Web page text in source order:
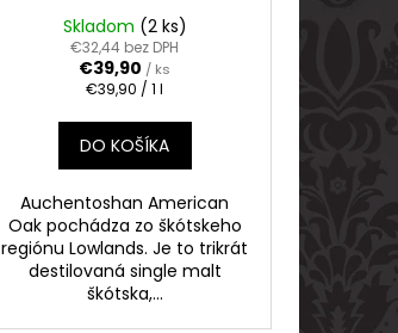
Skladom (2 ks)
€32,44 bez DPH
€39,90 / ks
Jednotková
€39,90 / 1 l
DO KOŠÍKA
Auchentoshan American
Oak pochádza zo škótskeho
regiónu Lowlands. Je to trikrát
destilovaná single malt
škótska,...